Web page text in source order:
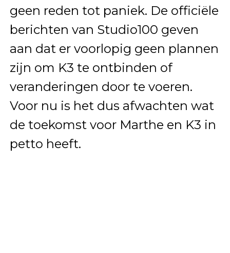
geen reden tot paniek. De officiële
berichten van Studio100 geven
aan dat er voorlopig geen plannen
zijn om K3 te ontbinden of
veranderingen door te voeren.
Voor nu is het dus afwachten wat
de toekomst voor Marthe en K3 in
petto heeft.